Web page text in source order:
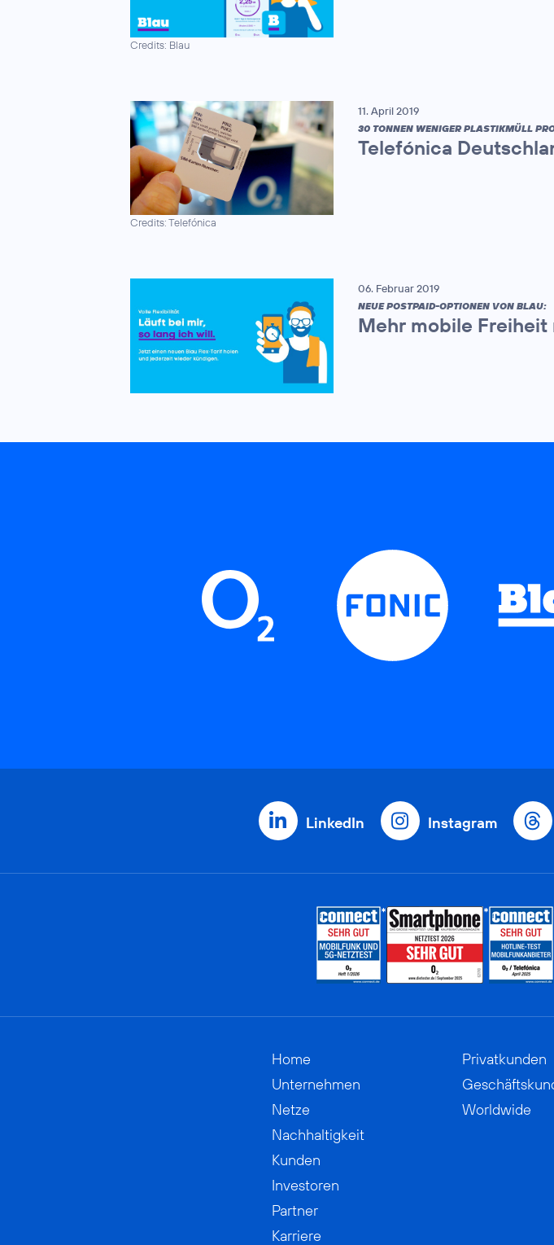
Credits: Blau
Credits: Telefónica
11. April 2019
30 TONNEN WENIGER PLASTIKMÜLL
Telefónica
06. Februar 2019
NEUE POSTPAID-OPTIONEN VON BLAU:
Mehr mobile Freiheit
LinkedIn Instagram
Home
Unternehmen
Netze
Nachhaltigkeit
Kunden
Investoren
Partner
Karriere
Privatkunden
Worldwide